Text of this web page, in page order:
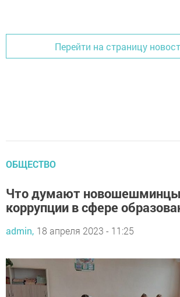
Перейти на страницу
ОБЩЕСТВО
Что думают
коррупции в сфере
admin, 18 апреля 2023 - 11:25